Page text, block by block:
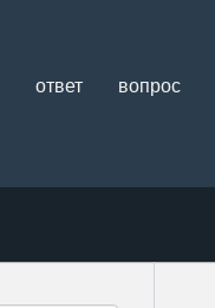
ответ вопрос